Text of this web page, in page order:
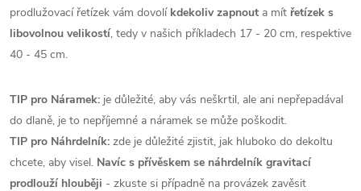
prodlužovací řetízek vám dovolí kdekoliv zapnout a mít řetízek s
libovolnou velikostí, tedy v našich příkladech 17 - 20 cm, respektive
40 - 45 cm.
TIP pro Náramek: je důležité, aby vás neškrtil, ale ani nepřepadával
do dlaně, je to nepříjemné a náramek se může poškodit.
TIP pro Náhrdelník: zde je důležité zjistit, jak hluboko do dekoltu
chcete, aby visel. Navíc s přívěskem se náhrdelník gravitací
prodlouží hlouběji - zkuste si případně na provázek zavěsit